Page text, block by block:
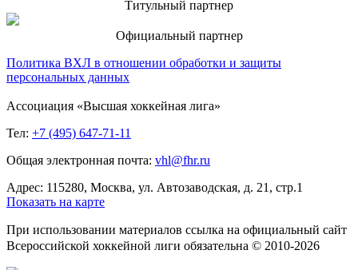
Титульный партнер
Официальный партнер
Политика ВХЛ в отношении обработки и защиты
персональных данных
Ассоциация «Высшая хоккейная лига»
Тел: +7 (495) 647-71-11
Общая электронная почта: vhl@fhr.ru
Адрес: 115280, Москва, ул. Автозаводская, д. 21, стр.1
Показать на карте
При использовании материалов ссылка на официальный сайт
Всероссийской хоккейной лиги обязательна © 2010-2026